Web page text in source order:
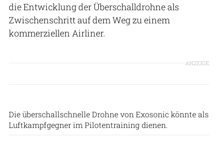
die Entwicklung der Überschalldrohne als
Zwischenschritt auf dem Weg zu einem
kommerziellen Airliner.
ANZEIGE
Die überschallschnelle Drohne von Exosonic könnte als
Luftkampfgegner im Pilotentraining dienen.